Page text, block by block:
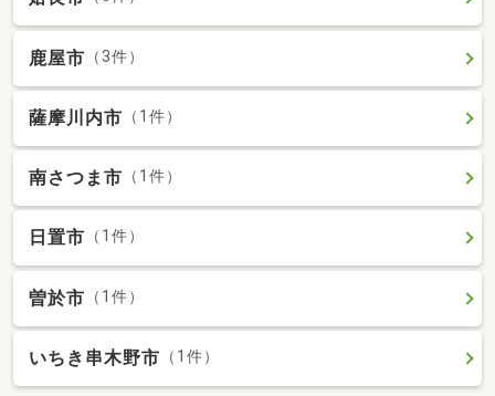
鹿屋市 （3件）
薩摩川内市 （1件）
南さつま市 （1件）
日置市 （1件）
曽於市 （1件）
いちき串木野市 （1件）